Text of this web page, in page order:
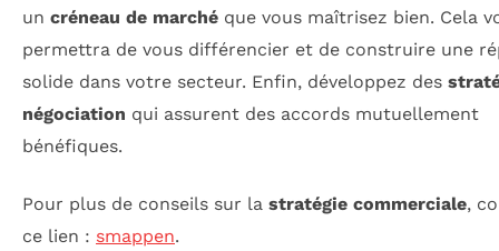
un créneau de marché que vous maîtrisez bien. Cela
permettra de vous différencier et de construire une
solide dans votre secteur. Enfin, développez des
négociation qui assurent des accords mutuellement
bénéfiques.
Pour plus de conseils sur la stratégie commerciale,
ce lien : smappen.